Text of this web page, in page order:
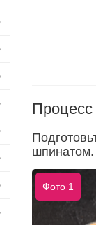
Процесс
шпинатом.
Фото 1